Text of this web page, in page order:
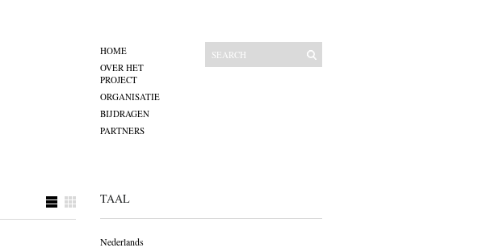
HOME
OVER HET
PROJECT
ORGANISATIE
BIJDRAGEN
PARTNERS
TAAL
Nederlands